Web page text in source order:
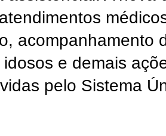
acompanhamento
idosos e demais
pelo Sistema